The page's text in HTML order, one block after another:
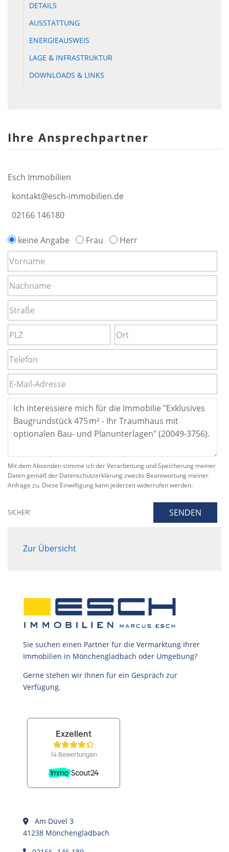
DETAILS
AUSSTATTUNG
ENERGIEAUSWEIS
LAGE & INFRASTRUKTUR
DOWNLOADS & LINKS
Ihre Ansprechpartner
Esch Immobilien
kontakt@esch-immobilien.de
02166 146180
keine Angabe Frau Herr
Mit dem Absenden stimme ich der Verarbeitung und Speicherung meiner
Daten gemäß der Datenschutzerklärung zwecks Beantwortung meiner
Anfrage zu. Diese Einwilligung kann jederzeit widerrufen werden.
SICHER! SENDEN
Zur Übersicht
Sie suchen einen Partner für die Vermarktung Ihrer
Immobilien in Mönchengladbach oder Umgebung?
Gerne stehen wir Ihnen für ein Gespräch zur
Verfügung.
Am Düvel 3
41238 Mönchengladbach